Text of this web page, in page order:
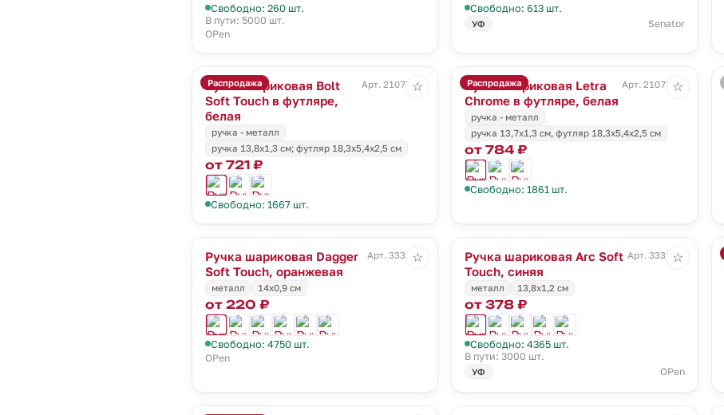
Свободно: 260 шт.
В пути: 5000 шт.
OPen
Свободно: 613 шт.
УФ Senator
Распродажа
Ручка шариковая Bolt
Soft Touch в футляре,
белая
Арт. 21072.60
ручка - металл
ручка 13,8х1,3 см; футляр 18,3х5,4х2,5 см
от 721 ₽
Свободно: 1667 шт.
☆ Распродажа
Ручка шариковая Letra
Chrome в футляре, белая
Арт. 21075.60
ручка - металл
ручка 13,7х1,3 см, футляр 18,3х5,4х2,5 см
от 784 ₽
Свободно: 1861 шт.
☆
Ручка шариковая Dagger
Soft Touch, оранжевая
Арт. 3331.20
металл 14х0,9 см
от 220 ₽
Свободно: 4750 шт.
OPen
☆
Ручка шариковая Arc Soft
Touch, синяя
Арт. 3332.40
металл 13,8х1,2 см
от 378 ₽
Свободно: 4365 шт.
В пути: 3000 шт.
УФ OPen
☆